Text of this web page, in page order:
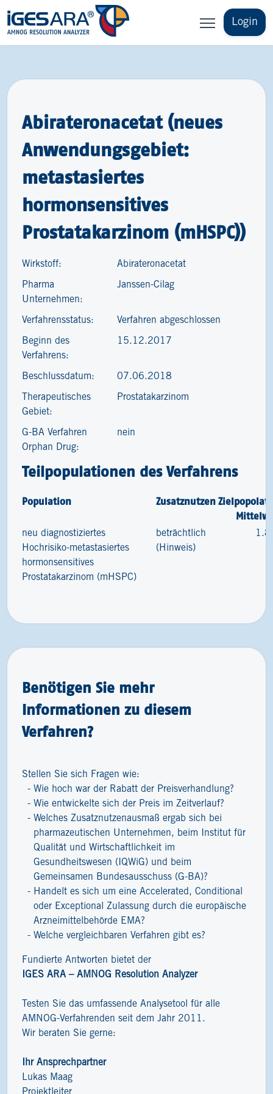
Login
Abirateronacetat (neues
Anwendungsgebiet:
metastasiertes
hormonsensitives
Prostatakarzinom (mHSPC))
Wirkstoff: Abirateronacetat
Pharma
Unternehmen:
Janssen-Cilag
Verfahrensstatus: Verfahren abgeschlossen
Beginn des
Verfahrens:
15.12.2017
Beschlussdatum: 07.06.2018
Therapeutisches
Gebiet:
Prostatakarzinom
G-BA Verfahren
Orphan Drug:
nein
Teilpopulationen des Verfahrens
Population Zusatznutzen
neu diagnostiziertes
Hochrisiko-metastasiertes
hormonsensitives
Prostatakarzinom (mHSPC)
beträchtlich
(Hinweis)
Benötigen Sie mehr
Informationen zu diesem
Verfahren?
Stellen Sie sich Fragen wie:
Wie hoch war der Rabatt der Preisverhandlung?
Wie entwickelte sich der Preis im Zeitverlauf?
Welches Zusatznutzenausmaß ergab sich bei
pharmazeutischen Unternehmen, beim Institut für
Qualität und Wirtschaftlichkeit im
Gesundheitswesen (IQWiG) und beim
Gemeinsamen Bundesausschuss (G-BA)?
Handelt es sich um eine Accelerated, Conditional
oder Exceptional Zulassung durch die europäische
Arzneimittelbehörde EMA?
Welche vergleichbaren Verfahren gibt es?
Fundierte Antworten bietet der
IGES ARA – AMNOG Resolution Analyzer
Testen Sie das umfassende Analysetool für alle
AMNOG-Verfahrenden seit dem Jahr 2011.
Wir beraten Sie gerne:
Ihr Ansprechpartner
Lukas Maag
Projektleiter